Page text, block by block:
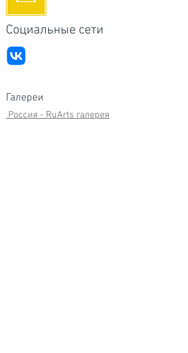
Социальные сети
Галереи
Россия - RuArts галерея